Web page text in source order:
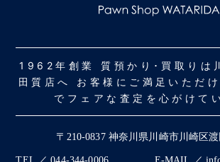
1962年創業 質預かり･買取りは
田質店へ お客様にご満足いただ
でフェアな査定を心がけて
〒210-0837 神奈川県川崎市川崎区